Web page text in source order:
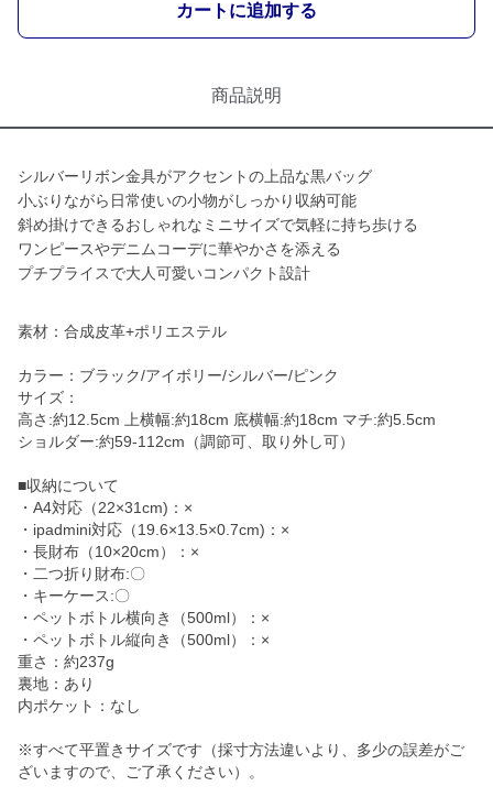
カートに追加する
商品説明
シルバーリボン金具がアクセントの上品な黒バッグ
小ぶりながら日常使いの小物がしっかり収納可能
斜め掛けできるおしゃれなミニサイズで気軽に持ち歩ける
ワンピースやデニムコーデに華やかさを添える
プチプライスで大人可愛いコンパクト設計
素材：合成皮革+ポリエステル
カラー：ブラック/アイボリー/シルバー/ピンク
サイズ：
高さ:約12.5cm 上横幅:約18cm 底横幅:約18cm マチ:約5.5cm
ショルダー:約59-112cm（調節可、取り外し可）
■収納について
・A4対応（22×31cm)：×
・ipadmini対応（19.6×13.5×0.7cm)：×
・長財布（10×20cm）：×
・二つ折り財布:〇
・キーケース:〇
・ペットボトル横向き（500ml）：×
・ペットボトル縦向き（500ml）：×
重さ：約237g
裏地：あり
内ポケット：なし
※すべて平置きサイズです（採寸方法違いより、多少の誤差がご
ざいますので、ご了承ください）。